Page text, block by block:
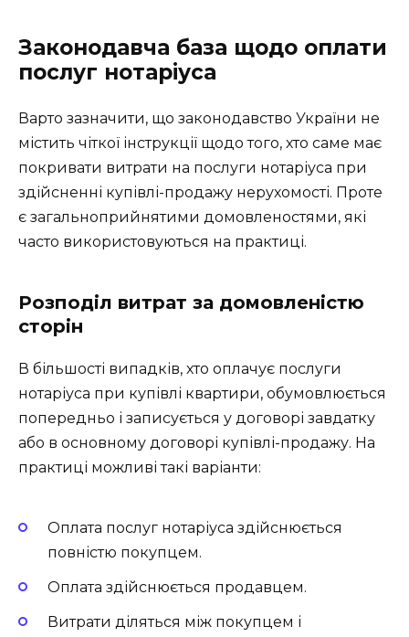
Законодавча база щодо оплати
послуг нотаріуса
Варто зазначити, що законодавство України не
містить чіткої інструкції щодо того, хто саме має
покривати витрати на послуги нотаріуса при
здійсненні купівлі-продажу нерухомості. Проте
є загальноприйнятими домовленостями, які
часто використовуються на практиці.
Розподіл витрат за домовленістю
сторін
В більшості випадків, хто оплачує послуги
нотаріуса при купівлі квартири, обумовлюється
попередньо і записується у договорі завдатку
або в основному договорі купівлі-продажу. На
практиці можливі такі варіанти:
Оплата послуг нотаріуса здійснюється
повністю покупцем.
Оплата здійснюється продавцем.
Витрати діляться між покупцем і